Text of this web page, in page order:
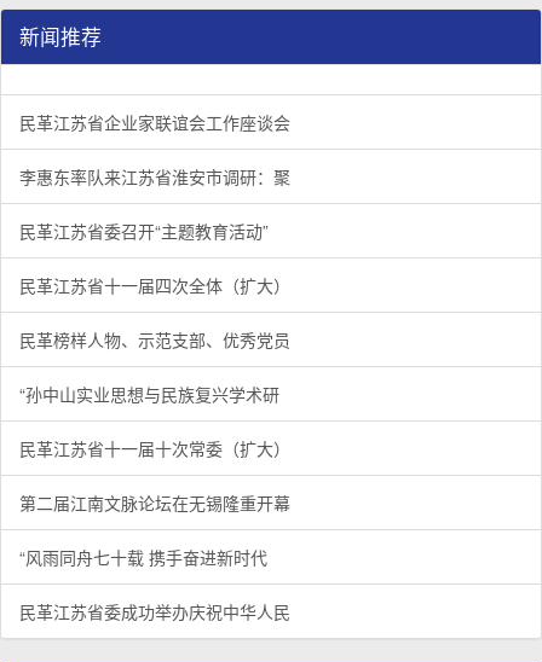
新闻推荐
民革江苏省企业家联谊会工作座谈会在宁召开
1/3 李惠东率队来江苏省淮安市调研：聚焦民革党员之家建设管
2/3 民革江苏省委召开“主题教育活动” 领导班子民主生活会
3/3
民革江苏省企业家联谊会工作座谈会
李惠东率队来江苏省淮安市调研：聚
民革江苏省委召开“主题教育活动”
民革江苏省十一届四次全体（扩大）
民革榜样人物、示范支部、优秀党员
“孙中山实业思想与民族复兴学术研
民革江苏省十一届十次常委（扩大）
第二届江南文脉论坛在无锡隆重开幕
“风雨同舟七十载 携手奋进新时代
民革江苏省委成功举办庆祝中华人民